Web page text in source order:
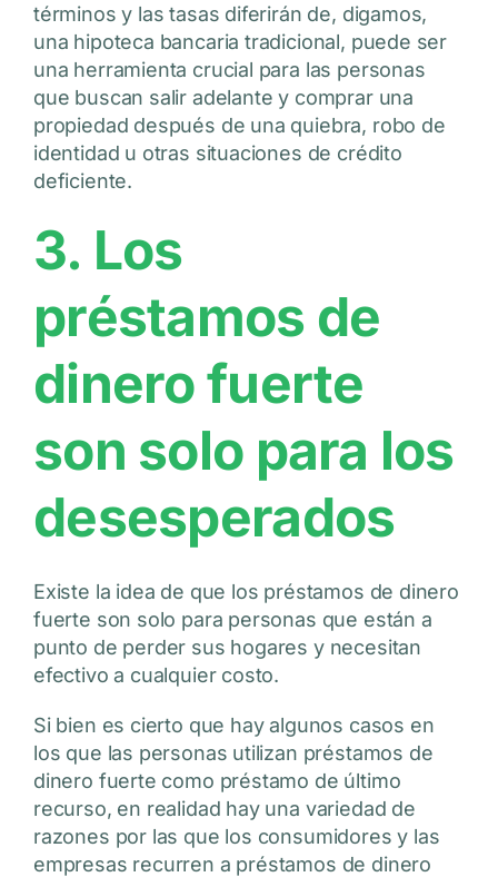
términos y las tasas diferirán de, digamos,
una hipoteca bancaria tradicional, puede ser
una herramienta crucial para las personas
que buscan salir adelante y comprar una
propiedad después de una quiebra, robo de
identidad u otras situaciones de crédito
deficiente.
3. Los
préstamos de
dinero fuerte
son solo para los
desesperados
Existe la idea de que los préstamos de dinero
fuerte son solo para personas que están a
punto de perder sus hogares y necesitan
efectivo a cualquier costo.
Si bien es cierto que hay algunos casos en
los que las personas utilizan préstamos de
dinero fuerte como préstamo de último
recurso, en realidad hay una variedad de
razones por las que los consumidores y las
empresas recurren a préstamos de dinero